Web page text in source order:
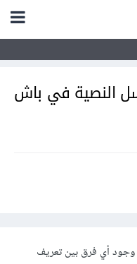
النصية في باش
أي فرق بين تعريف